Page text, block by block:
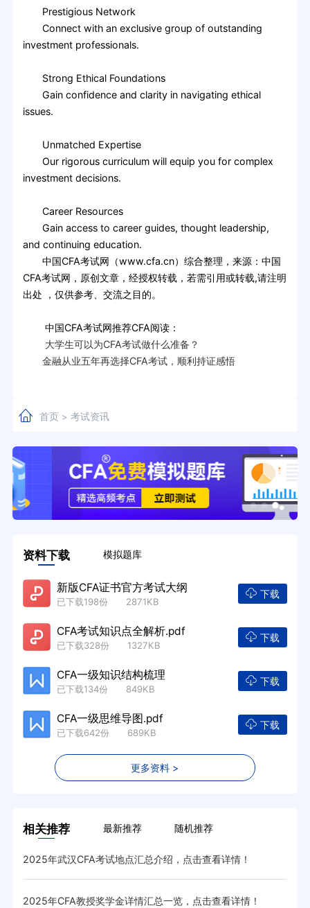
Prestigious Network
Connect with an exclusive group of outstanding
investment professionals.
Strong Ethical Foundations
Gain confidence and clarity in navigating ethical
issues.
Unmatched Expertise
Our rigorous curriculum will equip you for complex
investment decisions.
Career Resources
Gain access to career guides, thought leadership,
and continuing education.
中国CFA考试网（www.cfa.cn）综合整理，来源：中国
CFA考试网，原创文章，经授权转载，若需引用或转载,请注明
出处 ，仅供参考、交流之目的。
中国CFA考试网推荐CFA阅读：
大学生可以为CFA考试做什么准备？
金融从业五年再选择CFA考试，顺利持证感悟
首页> 考试资讯
资料下载 模拟题库
新版CFA证书官方考试大纲
已下载198份 2871KB
下载
CFA考试知识点全解析.pdf
已下载328份 1327KB
下载
CFA一级知识结构梳理
已下载134份 849KB
下载
CFA一级思维导图.pdf
已下载642份 689KB
下载
更多资料 >
相关推荐 最新推荐 随机推荐
2025年武汉CFA考试地点汇总介绍，点击查看详情！
2025年CFA教授奖学金详情汇总一览，点击查看详情！